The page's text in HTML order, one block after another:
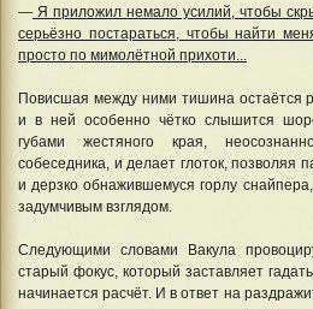
— Я приложил немало усилий, чтобы
серьёзно постараться, чтобы найти
просто по мимолётной прихоти...
Повисшая между ними тишина остаётся
и в ней особенно чётко слышится
губами жестяного края,
собеседника, и делает глоток, позволяя
и дерзко обнажившемуся горлу
задумчивым взглядом.
Следующими словами Вакула
старый фокус, который заставляет
начинается расчёт. И в ответ на